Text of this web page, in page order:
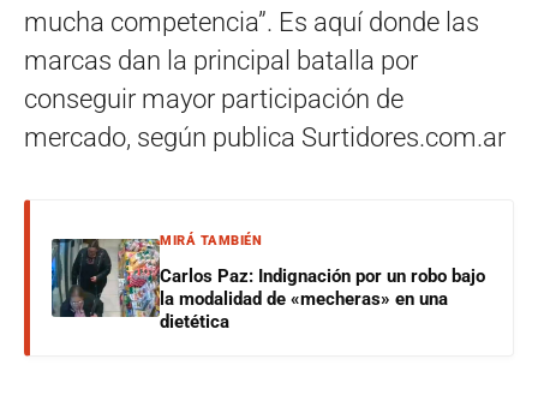
mucha competencia”. Es aquí donde las
marcas dan la principal batalla por
conseguir mayor participación de
mercado, según publica Surtidores.com.ar
MIRÁ TAMBIÉN
Carlos Paz: Indignación por un robo bajo
la modalidad de «mecheras» en una
dietética